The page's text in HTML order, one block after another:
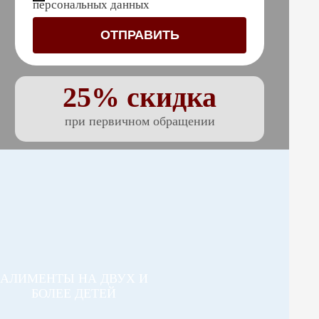
персональных данных
25% скидка
при первичном обращении
АЛИМЕНТЫ НА ДВУХ И
БОЛЕЕ ДЕТЕЙ